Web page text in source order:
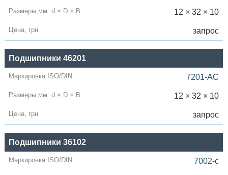
12 × 32 × 10
запрос
Подшипники 46201
7201-AC
12 × 32 × 10
запрос
Подшипники 36102
7002-c